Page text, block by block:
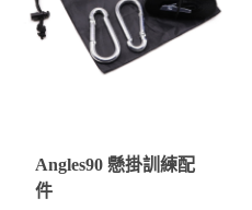
Angles90 懸掛訓練配
件